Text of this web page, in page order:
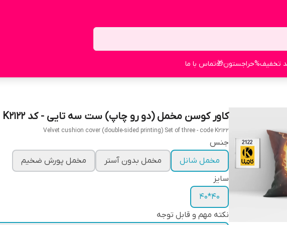
تخفیف%حراجستون🎁تماس با ما
کاور کوسن مخمل (دو رو چاپ) ست سه تایی - کد K2122
Velvet cushion cover (double-sided printing) Set of three - code K2122
جنس
مخمل شانل
مخمل بدون آستر
مخمل پورش ضخیم
سایز
40*40
نکته مهم و قابل توجه